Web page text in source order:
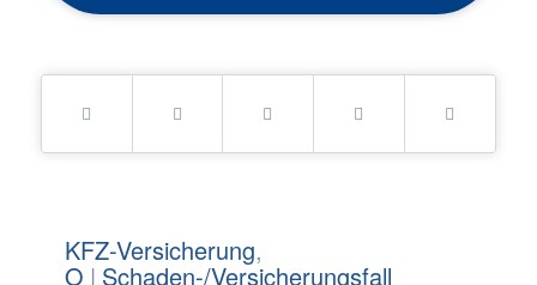
KFZ-Versicherung,
O | Schaden-/Versicherungsfall